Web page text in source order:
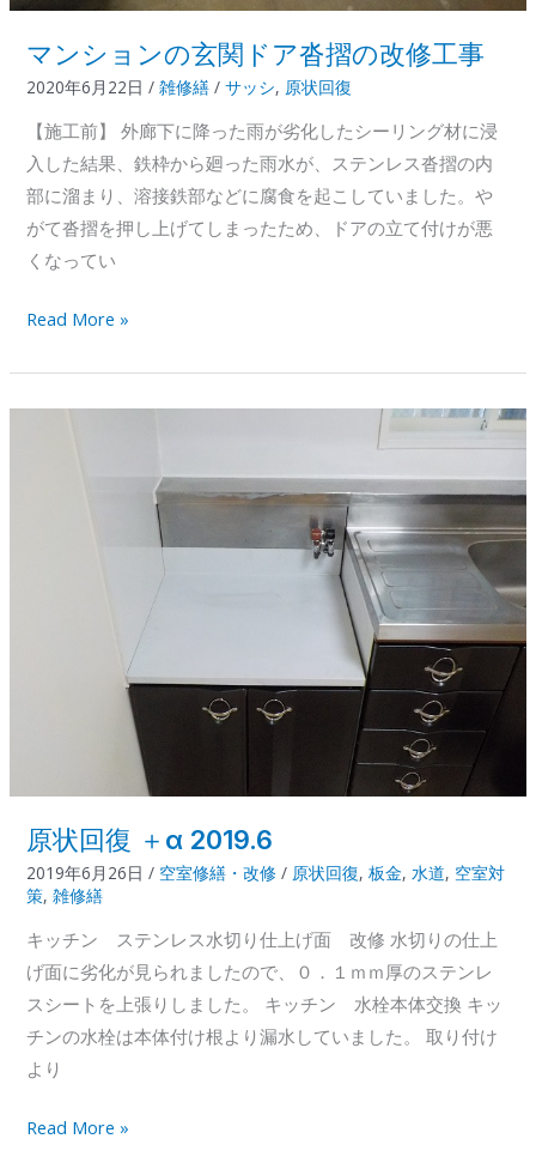
マンションの玄関ドア沓摺の改修工事
2020年6月22日/雑修繕 /サッシ, 原状回復
【施工前】 外廊下に降った雨が劣化したシーリング材に浸
入した結果、鉄枠から廻った雨水が、ステンレス沓摺の内
部に溜まり、溶接鉄部などに腐食を起こしていました。や
がて沓摺を押し上げてしまったため、ドアの立て付けが悪
くなってい
マ
シ
ョ
工
事
Read More »
原状回復 ＋α 2019.6
2019年6月26日/ 空室修繕・改修 / 原状回復,板金,水道, 空室対
策,雑修繕
キッチン ステンレス水切り仕上げ面 改修 水切りの仕上
げ面に劣化が見られましたので、０．１ｍｍ厚のステンレ
スシートを上張りしました。 キッチン 水栓本体交換 キッ
チンの水栓は本体付け根より漏水していました。 取り付け
より
原
Read More »